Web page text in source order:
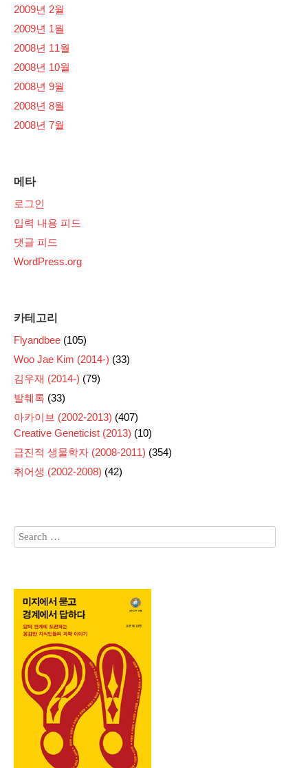
2009년 2월
2009년 1월
2008년 11월
2008년 10월
2008년 9월
2008년 8월
2008년 7월
메타
로그인
입력 내용 피드
댓글 피드
WordPress.org
카테고리
Flyandbee (105)
Woo Jae Kim (2014-) (33)
김우재 (2014-) (79)
발췌록 (33)
아카이브 (2002-2013) (407)
Creative Geneticist (2013) (10)
급진적 생물학자 (2008-2011) (354)
취어생 (2002-2008) (42)